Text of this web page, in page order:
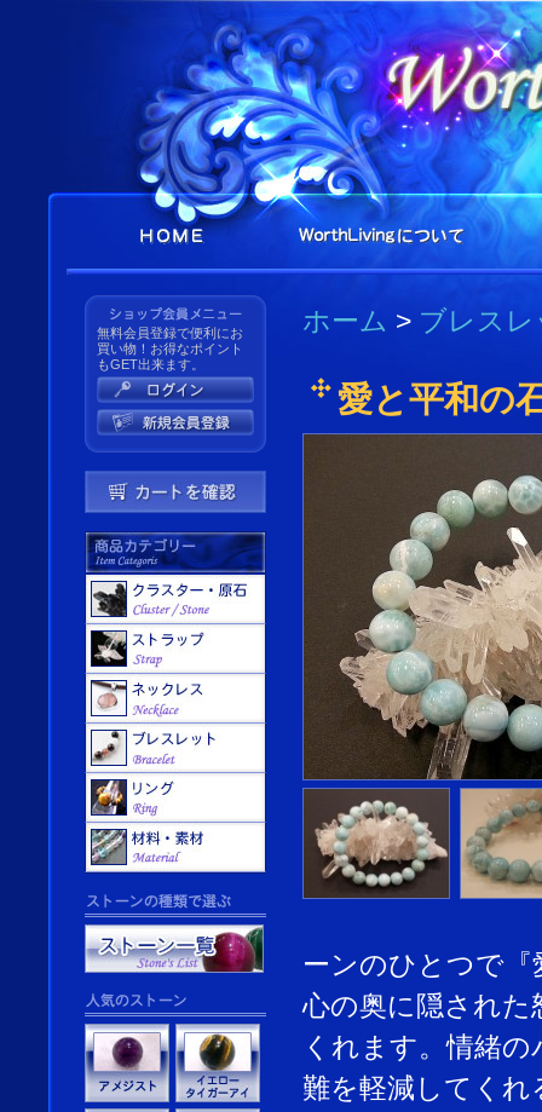
ホーム > ブレス
愛と平和の
ーンのひとつで
心の奥に隠され
くれます。情緒
難を軽減してく
無料会員登録で便利にお
買い物！お得なポイント
もGET出来ます。